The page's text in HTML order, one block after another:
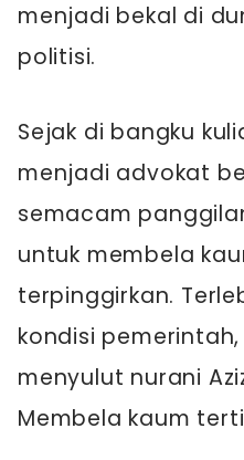
menjadi bekal di
politisi.
Sejak di bangku
menjadi advokat
semacam
untuk membela
terpinggirkan.
kondisi
menyulut nurani
Membela kaum